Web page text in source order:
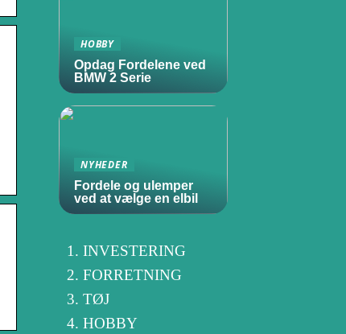
HOBBY
Opdag Fordelene ved
BMW 2 Serie
NYHEDER
Fordele og ulemper
ved at vælge en elbil
INVESTERING
FORRETNING
TØJ
HOBBY